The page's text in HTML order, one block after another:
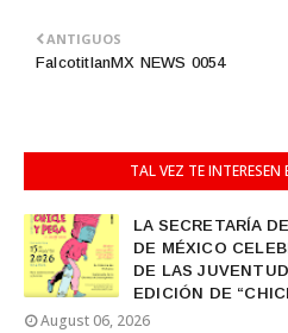
ANTIGUOS
FalcotitlanMX NEWS 0054
TAL VEZ TE
LA SECRETARÍA
DE MÉXICO
DE LAS
EDICIÓN DE
August 06, 2026